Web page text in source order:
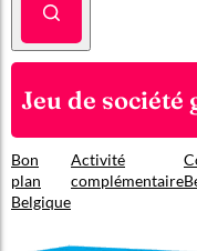
Jeu de société
Bon
plan
Belgique
Activité
complémentaire